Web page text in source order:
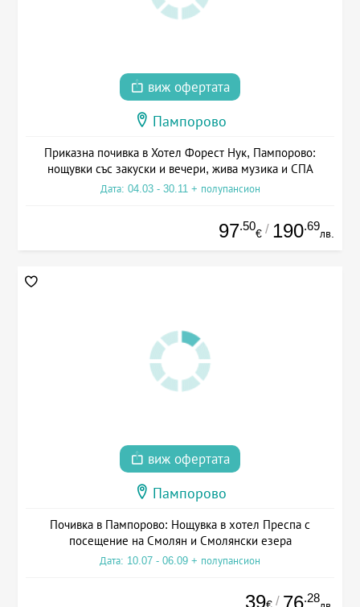
виж офертата
Пампорово
Приказна почивка в Хотел Форест Нук, Пампорово:
нощувки със закуски и вечери, жива музика и СПА
Дата: 04.03 - 30.11 + полупансион
97.50
€ / 190.69
лв.
виж офертата
Пампорово
Почивка в Пампорово: Нощувка в хотел Преспа с
посещение на Смолян и Смолянски езера
Дата: 10.07 - 06.09 + полупансион
39 / .28